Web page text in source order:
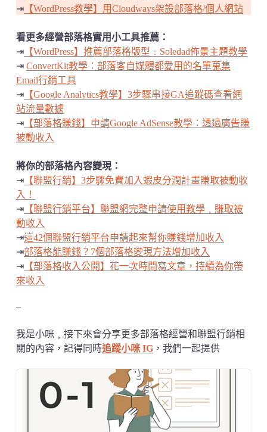
⇥【WordPress教學】用Cloudways架設部落格/個人網站
看更多經營部落格實用小工具推薦：
⇥【WordPress】推薦部落格版型﹕Soledad佈景主題教學
⇥ ConvertKit教學：部落客自媒體都愛用的名單蒐集
Email行銷工具
⇥【Google Analytics教學】3步驟串接GA追蹤碼查看網
站流量數據
⇥【部落格賺錢】申請Google AdSense教學：透過廣告賺
被動收入
將你的部落格內容變現：
⇥【聯盟行銷】3步驟免費加入蝦皮分潤計畫賺取被動收
入！
⇥【聯盟行銷平台】聯盟網完整申請使用教學﹐賺取被
動收入
⇥這42個聯盟行銷平台申請起來幫你賺錢增加收入
⇥部落格能賺錢？7個部落格變現方法增加收入
⇥【部落格收入公開】花一次時間寫文章，持續為你帶
來收入
–
我是小咪﹐接下來會分享更多部落格經營和聯盟行銷相
關的內容，記得同時追蹤小咪 IG，我們一起提供